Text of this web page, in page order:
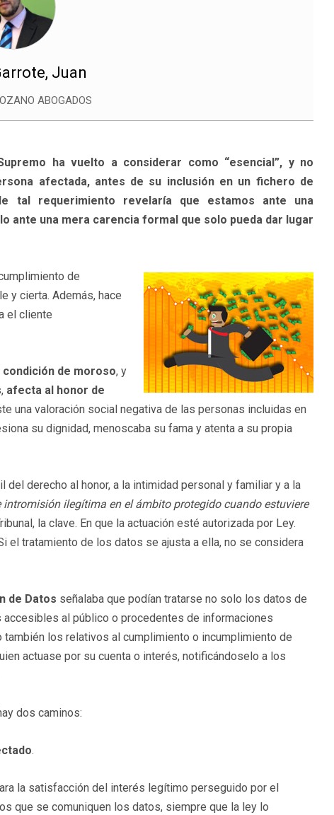
Juan
ABOGADOS
ha vuelto a considerar como “esencial”, y no
afectada, antes de su inclusión en un fichero de
tal requerimiento revelaría que estamos ante una
ante una mera carencia formal que solo pueda dar lugar
de
y cierta. Además, hace
el cliente
condición de moroso, y
afecta al honor de
una valoración social negativa de las personas incluidas en
su dignidad, menoscaba su fama y atenta a su propia
derecho al honor, a la intimidad personal y familiar y a la
intromisión ilegítima en el ámbito protegido cuando estuviere
la clave. En que la actuación esté autorizada por Ley.
el tratamiento de los datos se ajusta a ella, no se considera
de Datos señalaba que podían tratarse no solo los datos de
al público o procedentes de informaciones
los relativos al cumplimiento o incumplimiento de
actuase por su cuenta o interés, notificándoselo a los
dos caminos:
.
la satisfacción del interés legítimo perseguido por el
que se comuniquen los datos, siempre que la ley lo